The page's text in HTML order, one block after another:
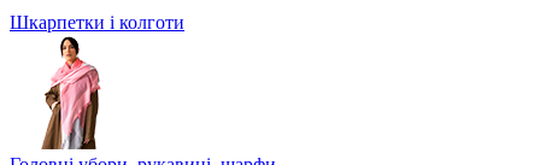
Шкарпетки і колготи